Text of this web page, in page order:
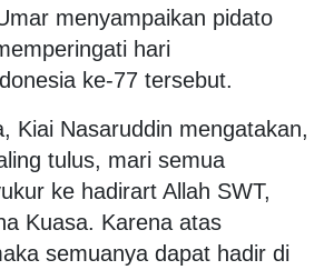
menyampaikan pidato
hari
ke-77 tersebut.
Kiai Nasaruddin mengatakan,
tulus, mari semua
ke hadirart Allah SWT,
Kuasa. Karena atas
semuanya dapat hadir di